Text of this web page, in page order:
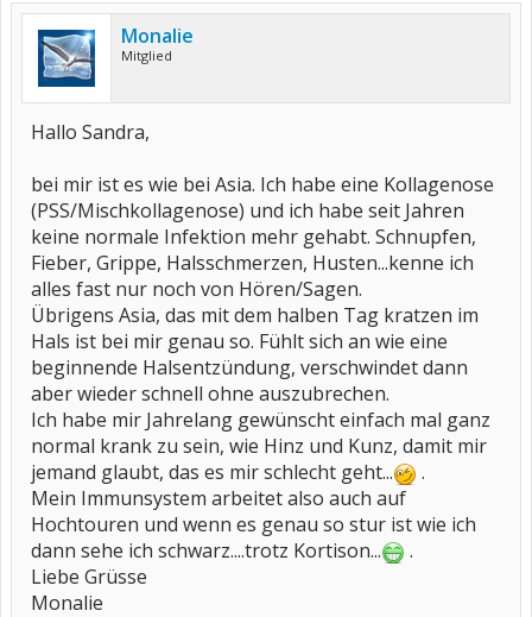
Monalie
Mitglied
Hallo Sandra,
bei mir ist es wie bei Asia. Ich habe eine Kollagenose
(PSS/Mischkollagenose) und ich habe seit Jahren
keine normale Infektion mehr gehabt. Schnupfen,
Fieber, Grippe, Halsschmerzen, Husten...kenne ich
alles fast nur noch von Hören/Sagen.
Übrigens Asia, das mit dem halben Tag kratzen im
Hals ist bei mir genau so. Fühlt sich an wie eine
beginnende Halsentzündung, verschwindet dann
aber wieder schnell ohne auszubrechen.
Ich habe mir Jahrelang gewünscht einfach mal ganz
normal krank zu sein, wie Hinz und Kunz, damit mir
jemand glaubt, das es mir schlecht geht...
.
Mein Immunsystem arbeitet also auch auf
Hochtouren und wenn es genau so stur ist wie ich
dann sehe ich schwarz....trotz Kortison...
.
Liebe Grüsse
Monalie